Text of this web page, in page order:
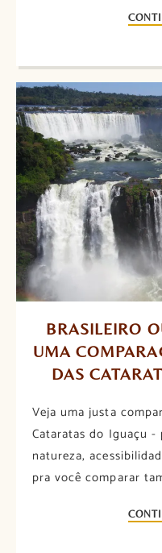
BRASILEIRO
UMA
DAS
Veja uma justa
Cataratas do Iguaçu
natureza,
pra você comparar